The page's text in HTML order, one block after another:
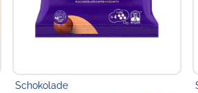
Schokolade